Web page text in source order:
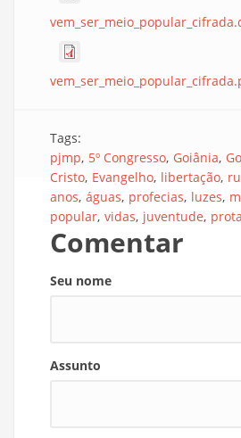
Tags:
pjmp 5º Congresso Goiânia
Cristo Evangelho libertação
anos águas profecias luzes
popular vidas juventude
Comentar
Seu nome
Assunto